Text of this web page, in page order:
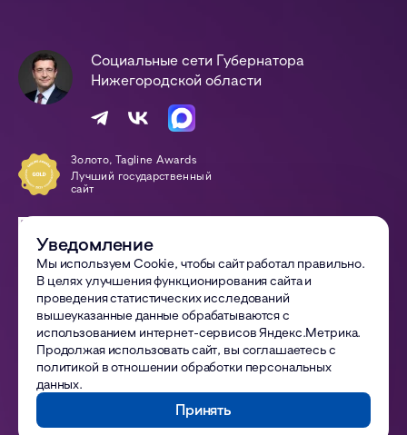
Социальные сети Губернатора
Нижегородской области
Золото, Tagline Awards
Лучший государственный
сайт
Сайт года
© 2002—2026Правительство Нижегородской области
Все материалы сайта доступны по лицензии:
Creative Commons Attribution 4.0 International
Политика обработки ПДн
Техническая поддержка
Посещений сайта сегодня: 159
Уведомление
Мы используем Cookie, чтобы сайт работал правильно.
В целях улучшения функционирования сайта и
проведения статистических исследований
вышеуказанные данные обрабатываются с
использованием интернет-сервисов Яндекс.Метрика.
Продолжая использовать сайт, вы соглашаетесь с
политикой в отношении обработки персональных
данных.
Принять